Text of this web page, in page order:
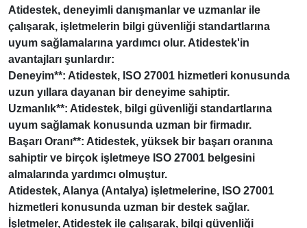
Atidestek, deneyimli danışmanlar ve uzmanlar ile
çalışarak, işletmelerin bilgi güvenliği standartlarına
uyum sağlamalarına yardımcı olur. Atidestek'in
avantajları şunlardır:
Deneyim**: Atidestek, ISO 27001 hizmetleri konusunda
uzun yıllara dayanan bir deneyime sahiptir.
Uzmanlık**: Atidestek, bilgi güvenliği standartlarına
uyum sağlamak konusunda uzman bir firmadır.
Başarı Oranı**: Atidestek, yüksek bir başarı oranına
sahiptir ve birçok işletmeye ISO 27001 belgesini
almalarında yardımcı olmuştur.
Atidestek, Alanya (Antalya) işletmelerine, ISO 27001
hizmetleri konusunda uzman bir destek sağlar.
İşletmeler, Atidestek ile çalışarak, bilgi güvenliği